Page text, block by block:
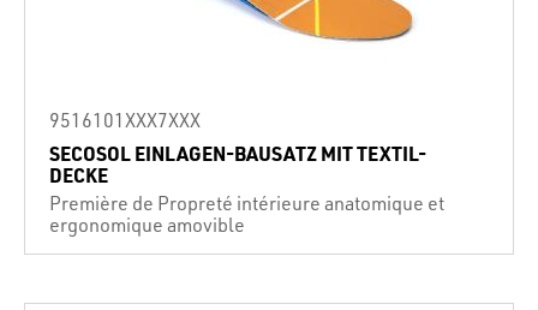
9516101XXX7XXX
SECOSOL EINLAGEN-BAUSATZ MIT TEXTIL-
DECKE
Première de Propreté intérieure anatomique et
ergonomique amovible